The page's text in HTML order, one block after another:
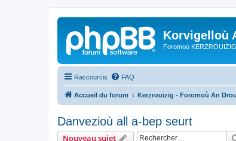
Korvigelloù
Foromoù KERZROUIZIG
Raccourcis FAQ
Accueil du forum Kerzrouizig - Foromoù An
Danvezioù all a-bep seurt
Nouveau sujet